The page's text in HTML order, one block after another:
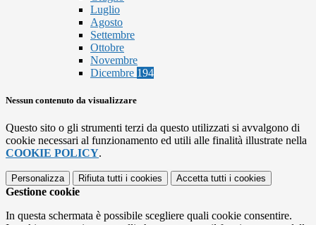
Luglio
Agosto
Settembre
Ottobre
Novembre
Dicembre 194
Nessun contenuto da visualizzare
Questo sito o gli strumenti terzi da questo utilizzati si avvalgono di
cookie necessari al funzionamento ed utili alle finalità illustrate nella
COOKIE POLICY.
Personalizza Rifiuta tutti i cookies Accetta tutti i cookies
Gestione cookie
In questa schermata è possibile scegliere quali cookie consentire.